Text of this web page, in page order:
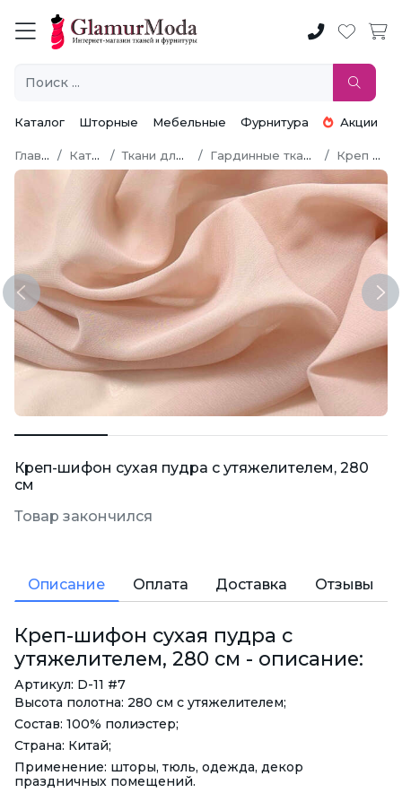
Каталог Шторные Мебельные Фурнитура Акции
Главная Каталог Ткани для штор Гардинные ткани (Тюль) Креп Вуаль
Previous
Креп-шифон сухая пудра с утяжелителем, 280
см
Товар закончился
Описание Оплата Доставка Отзывы
Креп-шифон сухая пудра с
утяжелителем, 280 см - описание:
Артикул: D-11 #7
Высота полотна: 280 см с утяжелителем;
Состав: 100% полиэстер;
Страна: Китай;
Применение: шторы, тюль, одежда, декор
праздничных помещений.